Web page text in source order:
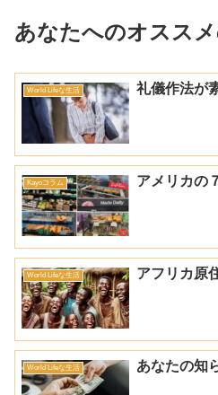
あなたへのオスス
World Lifeな生活 礼儀作法が
Kayoコラム アメリカの
World Lifeな生活 アフリカ原
World Lifeな生活 あなたの知